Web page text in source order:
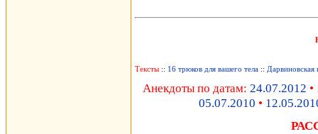
Тексты :: 16 трюков для вашего тела :: Дарвиновская
Анекдоты по датам: 24.07.2012 •
05.07.2010 •